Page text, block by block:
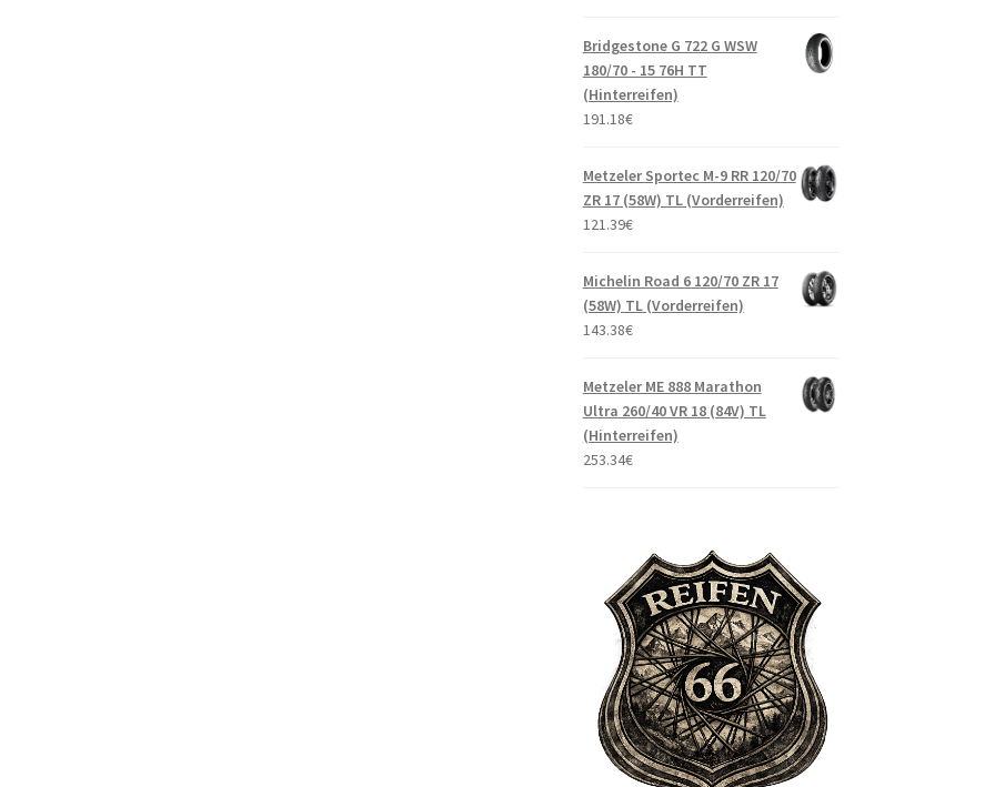
Bridgestone G 722 G WSW
180/70 - 15 76H TT
(Hinterreifen)
191.18€
Metzeler Sportec M-9 RR 120/70
ZR 17 (58W) TL (Vorderreifen)
121.39€
Michelin Road 6 120/70 ZR 17
(58W) TL (Vorderreifen)
143.38€
Metzeler ME 888 Marathon
Ultra 260/40 VR 18 (84V) TL
(Hinterreifen)
253.34€